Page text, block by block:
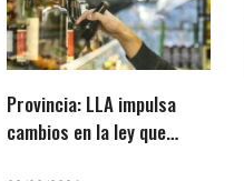
Provincia: LLA impulsa
cambios en la ley que